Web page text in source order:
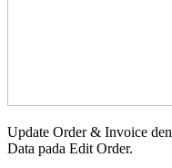
Update Order & Invoice
Data pada Edit Order.